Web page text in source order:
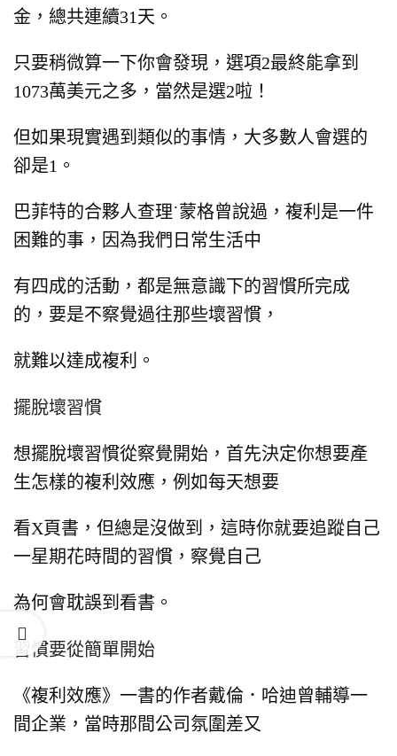
金， 總共連續31天。
只要稍微算一下你會發現， 選項2最終能拿到
1073萬美元之多， 當然是選2啦！
但如果現實遇到類似的事情， 大多數人會選的
卻是1。
巴菲特的合夥人查理˙蒙格曾說過， 複利是一件
困難的事， 因為我們日常生活中
有四成的活動， 都是無意識下的習慣所完成
的， 要是不察覺過往那些壞習慣，
就難以達成複利。
擺脫壞習慣
想擺脫壞習慣從察覺開始， 首先決定你想要產
生怎樣的複利效應， 例如每天想要
看X頁書，但總是沒做到， 這時你就要追蹤自己
一星期花時間的習慣， 察覺自己
為何會耽誤到看書。
習慣要從簡單開始
《複利效應》一書的作者戴倫．哈迪曾輔導一
間企業， 當時那間公司氛圍差又